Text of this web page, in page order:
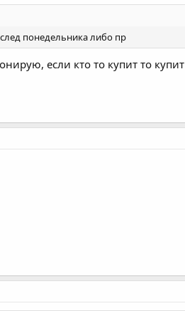
понедельника либо пр
если кто то купит то купит